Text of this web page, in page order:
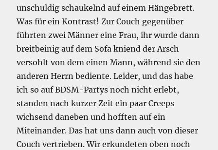
unschuldig schaukelnd auf einem Hängebrett.
Was für ein Kontrast! Zur Couch gegenüber
führten zwei Männer eine Frau, ihr wurde dann
breitbeinig auf dem Sofa kniend der Arsch
versohlt von dem einen Mann, während sie den
anderen Herrn bediente. Leider, und das habe
ich so auf BDSM-Partys noch nicht erlebt,
standen nach kurzer Zeit ein paar Creeps
wichsend daneben und hofften auf ein
Miteinander. Das hat uns dann auch von dieser
Couch vertrieben. Wir erkundeten oben noch